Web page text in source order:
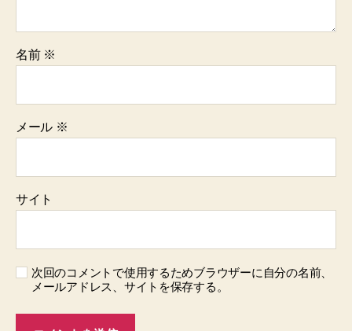
名前 ※
メール ※
サイト
次回のコメントで使用するためブラウザーに自分の名前、
メールアドレス、サイトを保存する。